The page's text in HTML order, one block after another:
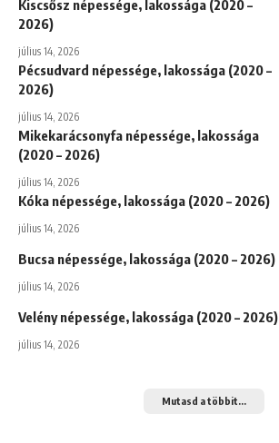
Kiscsősz népessége, lakossága (2020 –
2026)
július 14, 2026
Pécsudvard népessége, lakossága (2020 –
2026)
július 14, 2026
Mikekarácsonyfa népessége, lakossága
(2020 – 2026)
július 14, 2026
Kóka népessége, lakossága (2020 – 2026)
július 14, 2026
Bucsa népessége, lakossága (2020 – 2026)
július 14, 2026
Velény népessége, lakossága (2020 – 2026)
július 14, 2026
Mutasd a többit...